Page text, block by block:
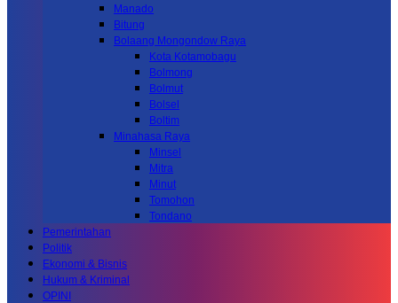
Manado
Bitung
Bolaang Mongondow Raya
Kota Kotamobagu
Bolmong
Bolmut
Bolsel
Boltim
Minahasa Raya
Minsel
Mitra
Minut
Tomohon
Tondano
Pemerintahan
Politik
Ekonomi & Bisnis
Hukum & Kriminal
OPINI